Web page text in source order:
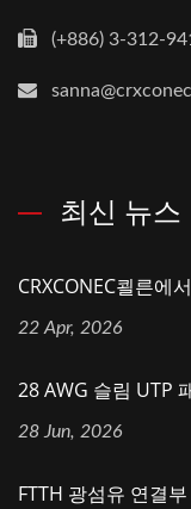
(+886) 3-312-
최신 뉴스
CRXCONEC쾰른에
22 Apr, 2026
28 AWG 슬림 UTP
28 Jun, 2026
FTTH 광섬유 연결